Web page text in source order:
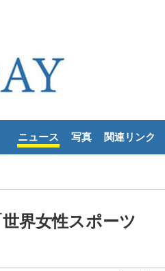
ニュース 写真 関連リンク
界女性スポーツ